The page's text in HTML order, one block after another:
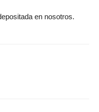
en nosotros.